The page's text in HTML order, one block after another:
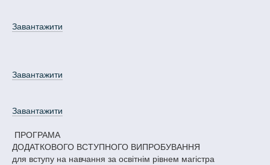
Завантажити
Завантажити
Завантажити
ПРОГРАМА
ДОДАТКОВОГО ВСТУПНОГО ВИПРОБУВАННЯ
для вступу на навчання за освітнім рівнем магістра